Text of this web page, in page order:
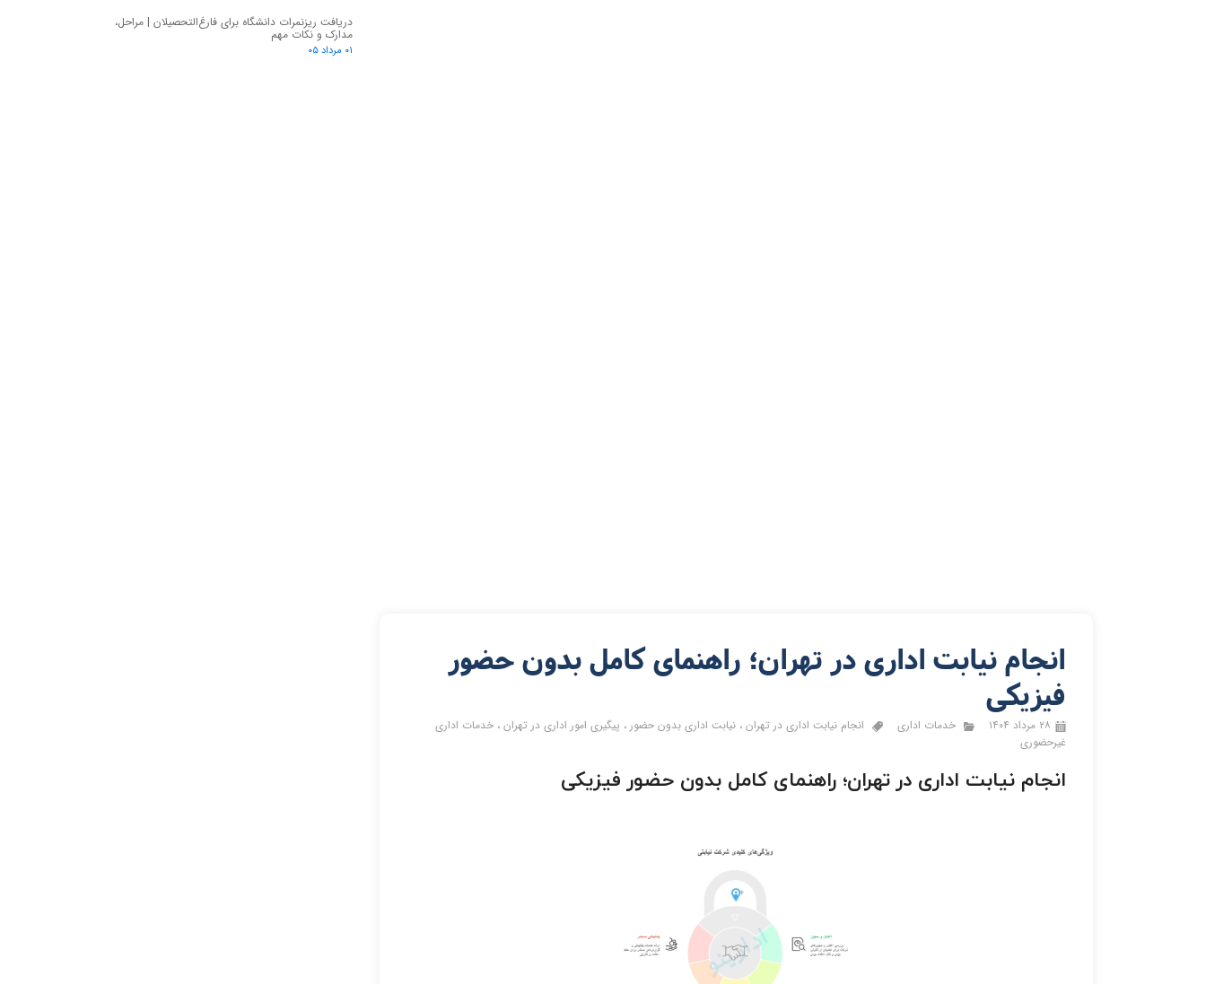
انجام نیابت اداری در تهران؛ راهنمای کامل بدون حضور
فیزیکی
۲۸ مرداد ۱۴۰۴ خدمات اداری انجام نیابت اداری در تهران، نیابت اداری بدون حضور ، پیگیری امور اداری در تهران، خدمات اداری
غیرحضوری
انجام نیابت اداری در تهران؛ راهنمای کامل بدون حضور فیزیکی
دریافت ریزنمرات دانشگاه برای فارغ‌التحصیلان | مراحل،
مدارک و نکات مهم
۰۱ مرداد ۰۵